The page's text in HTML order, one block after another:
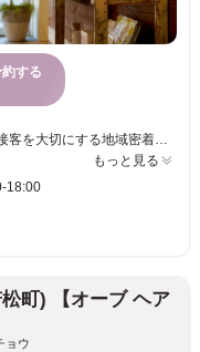
する
Hair Make Bambooは、丁寧な技術と温かい接客を大切にする地域密着型サロンです。経験豊富なスタイリストが、お客様一人ひとりの髪質やライフスタイルに合わせたご提案を行い、“なりたい”を叶えるお手伝いをしています。 特に髪質改善メニューに力を入れており、広がり・パサつき・ダメージなど大人女性の髪のお悩みに寄り添い、扱いやすく美しい髪へ導きます。カット・カラー・パーマに加え、マツエクやエステも併設し、トータルビューティーをご提供。 自然の温もりを感じられる落ち着いた空間で、心も髪もリフレッシュできる時間をお過ごしください。通いやすい価格と居心地の良さで、多くのお客様にご利用いただいております。
もっと見る
18:00
町) 【オーブ ヘア
ョウ